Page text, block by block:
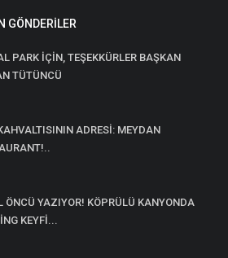
GÖNDERILER
PARK İÇİN, TEŞEKKÜRLER BAŞKAN
TÜTÜNCÜ
ADRESİ: MEYDAN
ÖNCÜ YAZIYOR! KÖPRÜLÜ KANYONDA
KEYFİ...